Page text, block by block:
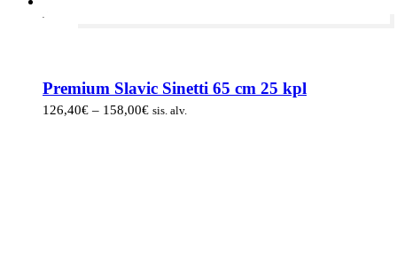
-20%
Premium Slavic Sinetti 65 cm 25 kpl
126,40€ – 158,00€Hintaluokka:
sis. alv.